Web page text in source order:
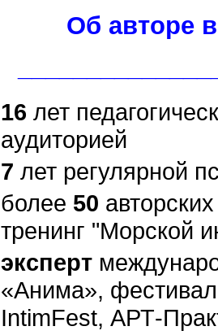
Об авторе
16 лет
аудиторией
7 лет регулярной
более 50
тренинг "Морской
эксперт
«Анима»,
IntimFest, АРТ-